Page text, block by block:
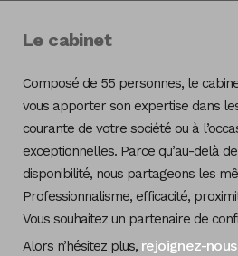
Le cabinet
Composé de 55 personnes, le
vous apporter son expertise dans
courante de votre société ou à
exceptionnelles. Parce qu’au-delà
disponibilité, nous partageons les
Professionnalisme, efficacité,
Vous souhaitez un partenaire de
Alors n’hésitez plus, rejoignez-nous